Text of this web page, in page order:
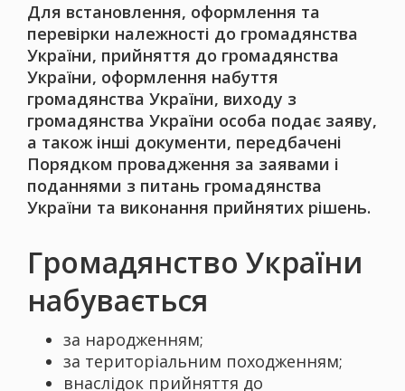
Для встановлення, оформлення та
перевірки належності до громадянства
України, прийняття до громадянства
України, оформлення набуття
громадянства України, виходу з
громадянства України особа подає заяву,
а також інші документи, передбачені
Порядком провадження за заявами і
поданнями з питань громадянства
України та виконання прийнятих рішень.
Громадянство України
набувається
за народженням;
за територіальним походженням;
внаслідок прийняття до